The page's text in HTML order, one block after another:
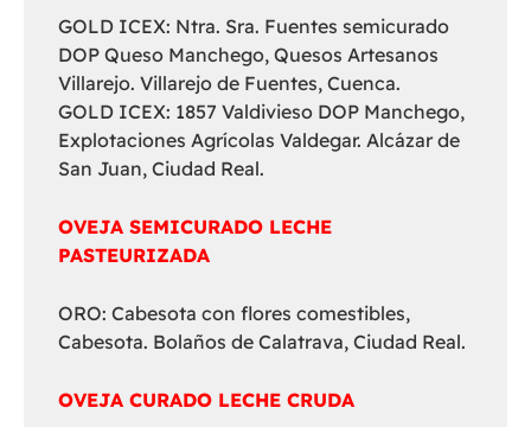
GOLD ICEX: Ntra. Sra. Fuentes semicurado
DOP Queso Manchego, Quesos Artesanos
Villarejo. Villarejo de Fuentes, Cuenca.
GOLD ICEX: 1857 Valdivieso DOP Manchego,
Explotaciones Agrícolas Valdegar. Alcázar de
San Juan, Ciudad Real.
OVEJA SEMICURADO LECHE
PASTEURIZADA
ORO: Cabesota con flores comestibles,
Cabesota. Bolaños de Calatrava, Ciudad Real.
OVEJA CURADO LECHE CRUDA